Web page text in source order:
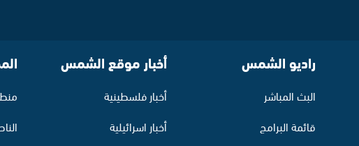
راديو الشمس
البث المباشر
قائمة البرامج
أخبار موقع الشمس
أخبار فلسطينية
أخبار اسرائيلية